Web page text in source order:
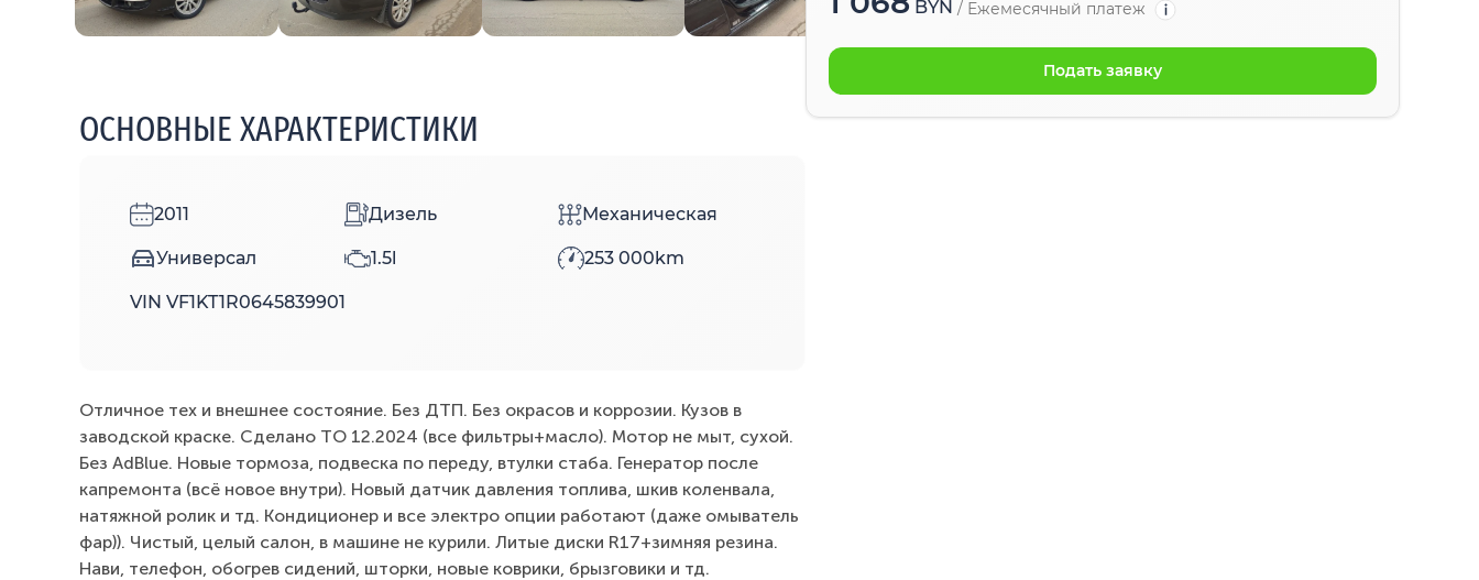
ОСНОВНЫЕ ХАРАКТЕРИСТИКИ
2011 Дизель Механическая
Универсал 1.5l 253 000km
VIN VF1KT1R0645839901
Отличное тех и внешнее состояние. Без ДТП. Без окрасов и коррозии. Кузов в
заводской краске. Сделано ТО 12.2024 (все фильтры+масло). Мотор не мыт, сухой.
Без AdBlue. Новые тормоза, подвеска по переду, втулки стаба. Генератор после
капремонта (всё новое внутри). Новый датчик давления топлива, шкив коленвала,
натяжной ролик и тд. Кондиционер и все электро опции работают (даже омыватель
фар)). Чистый, целый салон, в машине не курили. Литые диски R17+зимняя резина.
Нави, телефон, обогрев сидений, шторки, новые коврики, брызговики и тд.
BYN / Ежемесячный платеж
Подать заявку